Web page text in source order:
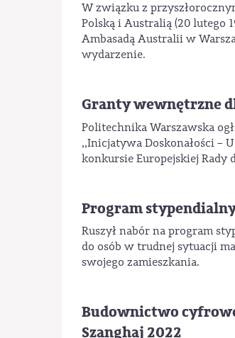
W związku z
Polską i Australią (20 lutego
Ambasadą Australii w
wydarzenie.
Granty wewnętrzne
Politechnika Warszawska
,,Inicjatywa Doskonałości –
konkursie Europejskiej Rady
Program
Ruszył nabór na program
do osób w trudnej sytuacji
swojego zamieszkania.
Budownictwo
Szanghaj 2022